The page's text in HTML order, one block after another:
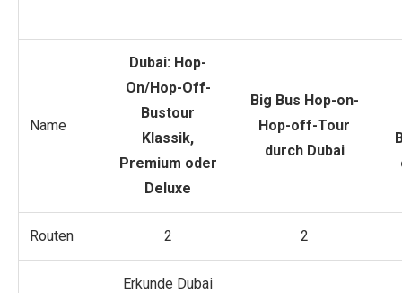
Name
Dubai: Hop-
On/Hop-Off-
Bustour
Klassik,
Premium oder
Deluxe
Big Bus Hop-on-
Hop-off-Tour
durch Dubai
Routen 2 2
Erkunde Dubai